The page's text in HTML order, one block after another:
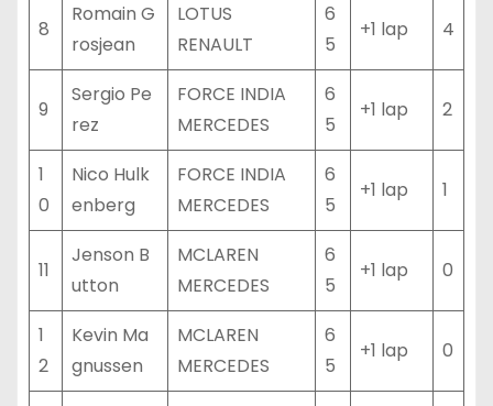
8
Romain G
rosjean
LOTUS
RENAULT
6
5
+1 lap 4
9
Sergio Pe
rez
FORCE INDIA
MERCEDES
6
5
+1 lap 2
1
0
Nico Hulk
enberg
FORCE INDIA
MERCEDES
6
5
+1 lap 1
11
Jenson B
utton
MCLAREN
MERCEDES
6
5
+1 lap 0
1
2
Kevin Ma
gnussen
MCLAREN
MERCEDES
6
5
+1 lap 0